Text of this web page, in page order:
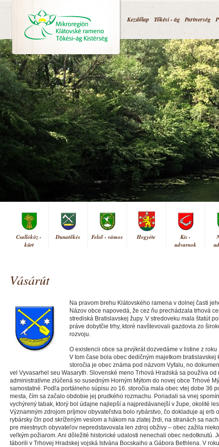
Kezdőlap Tőkési - ág Partnerség
Csallóköz -
kürt
Dunatőkés Felső - vámos Hegyéte
Kis -
udvarnok
Vásárút
Na pravom brehu Klátovského ramena v dolnej časti
Názov obce napovedá, že cez ňu prechádzala trhová
strediská Bratislavskej župy. V stredoveku mala štatút
práve dobytčie trhy, ktoré navštevovali gazdovia zo
rozvoju.
O existencii obce sa prvýkrát dozvedáme v listine z
V tom čase bola obec dedičným majetkom bratislavskej
storočia je obec známa pod názvom Vyfalu, no
vel Vyvasarhel seu Wasaryth. Slovenské meno Trhová Hradská sa používa
administratívne zlúčená so susedným Horným Mýtom do novej obce Trhové
samostatné. Podľa portálneho súpisu zo 16. storočia mala obec vtej dobe 36
mesta, čím sa začalo obdobie jej prudkého rozmachu. Poriadali sa vnej
vychýrený tabak, ktorý bol údajne najlepší a najpredávanejší v župe, okolité
Významným zdrojom príjmov obyvateľstva bolo rybárstvo, čo dokladuje aj erb
rybársky čln pod skríženým veslom a hákom na zlatej žrdi, na stranách sa
pre miestnych obyvateľov nepredstavovala len zdroj obživy – obec zažila
veľkým požiarom. Ani dôležité historické udalosti nenechali obec nedotknutú.
táborili v Trhovej Hradskej vojská Istvána Bocskaiho a Gábora Bethlena. V